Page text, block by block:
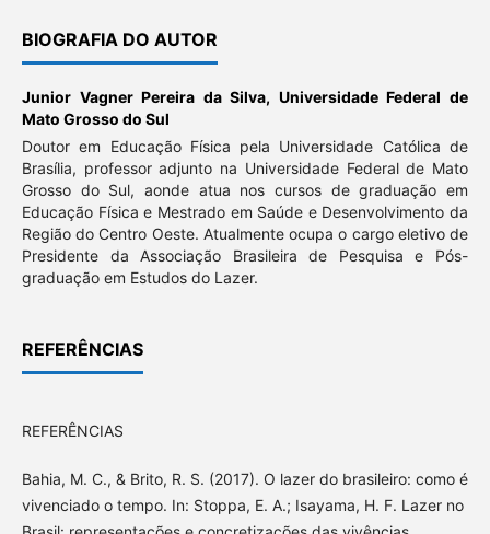
BIOGRAFIA DO AUTOR
Junior Vagner Pereira da Silva, Universidade Federal de
Mato Grosso do Sul
Doutor em Educação Física pela Universidade Católica de
Brasília, professor adjunto na Universidade Federal de Mato
Grosso do Sul, aonde atua nos cursos de graduação em
Educação Física e Mestrado em Saúde e Desenvolvimento da
Região do Centro Oeste. Atualmente ocupa o cargo eletivo de
Presidente da Associação Brasileira de Pesquisa e Pós-
graduação em Estudos do Lazer.
REFERÊNCIAS
REFERÊNCIAS
Bahia, M. C., & Brito, R. S. (2017). O lazer do brasileiro: como é
vivenciado o tempo. In: Stoppa, E. A.; Isayama, H. F. Lazer no